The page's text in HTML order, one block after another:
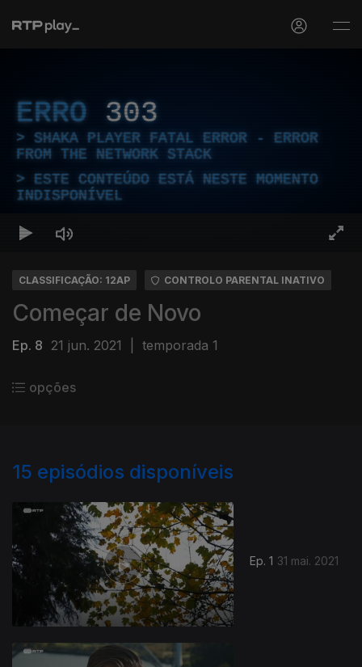
ERRO 303
SHAKA PLAYER FATAL ERROR - ERROR
FROM THE NETWORK STACK
ESTE CONTEÚDO ESTÁ NESTE MOMENTO
INDISPONÍVEL
CLASSIFICAÇÃO: 12AP CONTROLO PARENTAL INATIVO
Começar de Novo
Ep. 8 21 jun. 2021 temporada 1
opções
15 episódios disponíveis
Ep. 1 31 mai. 2021